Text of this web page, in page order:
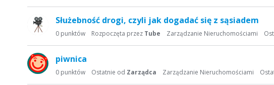
Służebność drogi, czyli jak dogadać się z sąsiadem
0 punktów Rozpoczęta przez Tube Zarządzanie Nieruchomościami
piwnica
0 punktów Ostatnie od Zarządca Zarządzanie Nieruchomościami